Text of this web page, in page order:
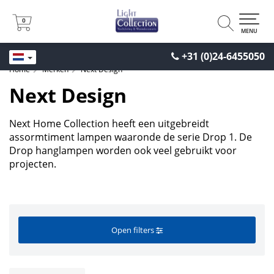
+31 (0)24-6455050
0
0
MENU
Home Merken Next Design
Next Design
Next Home Collection heeft een uitgebreidt
assormtiment lampen waaronde de serie Drop 1. De
Drop hanglampen worden ook veel gebruikt voor
projecten.
Open filters